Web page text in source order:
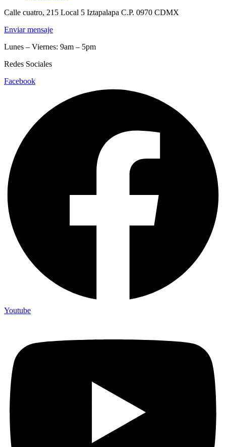
Calle cuatro, 215 Local 5 Iztapalapa C.P. 0970 CDMX
Enviar mensaje
Lunes – Viernes: 9am – 5pm
Redes Sociales
Facebook
Youtube